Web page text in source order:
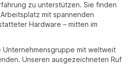
zu unterstützen. Sie finden
mit spannenden
Hardware – mitten im
Unternehmensgruppe mit weltweit
Unseren ausgezeichneten Ruf